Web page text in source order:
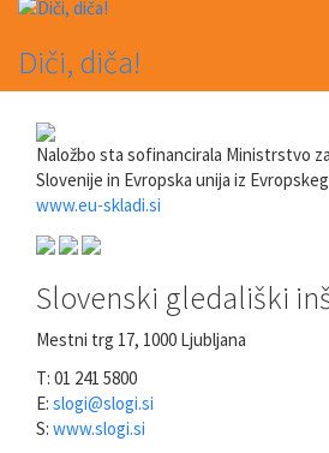
Diči, diča!
Naložbo sta sofinancirala Ministrstvo
Slovenije in Evropska unija iz
www.eu-skladi.si
Slovenski gledališki
Mestni trg 17, 1000 Ljubljana
T: 01 241 5800
E: slogi@slogi.si
S: www.slogi.si